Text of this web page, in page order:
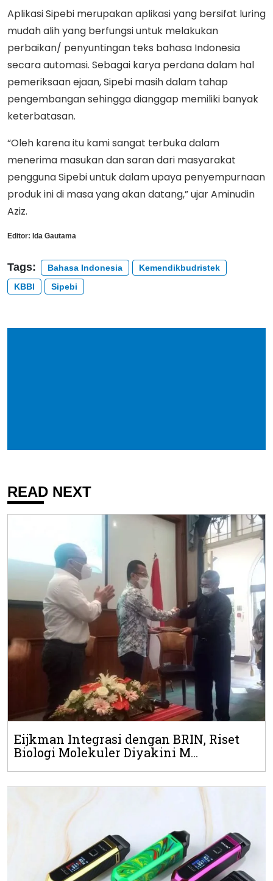
Aplikasi Sipebi merupakan aplikasi yang bersifat luring
mudah alih yang berfungsi untuk melakukan
perbaikan/ penyuntingan teks bahasa Indonesia
secara automasi. Sebagai karya perdana dalam hal
pemeriksaan ejaan, Sipebi masih dalam tahap
pengembangan sehingga dianggap memiliki banyak
keterbatasan.
“Oleh karena itu kami sangat terbuka dalam
menerima masukan dan saran dari masyarakat
pengguna Sipebi untuk dalam upaya penyempurnaan
produk ini di masa yang akan datang,” ujar Aminudin
Aziz.
Editor: Ida Gautama
Tags: Bahasa Indonesia
Kemendikbudristek
KBBI
Sipebi
READ NEXT
Eijkman Integrasi dengan BRIN, Riset
Biologi Molekuler Diyakini M...